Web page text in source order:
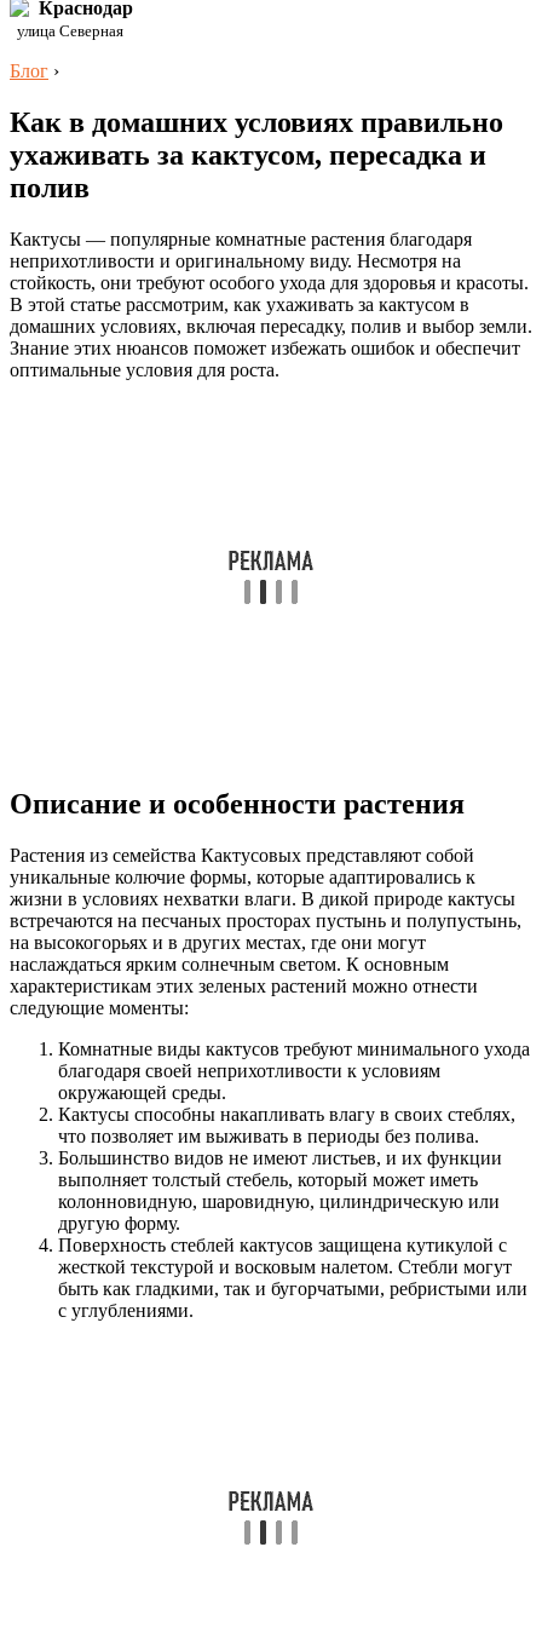
Краснодар
улица Северная
Блог ›
Как в домашних условиях правильно
ухаживать за кактусом, пересадка и
полив
Кактусы — популярные комнатные растения благодаря
неприхотливости и оригинальному виду. Несмотря на
стойкость, они требуют особого ухода для здоровья и красоты.
В этой статье рассмотрим, как ухаживать за кактусом в
домашних условиях, включая пересадку, полив и выбор земли.
Знание этих нюансов поможет избежать ошибок и обеспечит
оптимальные условия для роста.
Описание и особенности растения
Растения из семейства Кактусовых представляют собой
уникальные колючие формы, которые адаптировались к
жизни в условиях нехватки влаги. В дикой природе кактусы
встречаются на песчаных просторах пустынь и полупустынь,
на высокогорьях и в других местах, где они могут
наслаждаться ярким солнечным светом. К основным
характеристикам этих зеленых растений можно отнести
следующие моменты:
Комнатные виды кактусов требуют минимального ухода
благодаря своей неприхотливости к условиям
окружающей среды.
Кактусы способны накапливать влагу в своих стеблях,
что позволяет им выживать в периоды без полива.
Большинство видов не имеют листьев, и их функции
выполняет толстый стебель, который может иметь
колонновидную, шаровидную, цилиндрическую или
другую форму.
Поверхность стеблей кактусов защищена кутикулой с
жесткой текстурой и восковым налетом. Стебли могут
быть как гладкими, так и бугорчатыми, ребристыми или
с углублениями.